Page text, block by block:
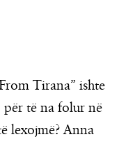
Tirana” ishte
për të na folur në
lexojmë? Anna